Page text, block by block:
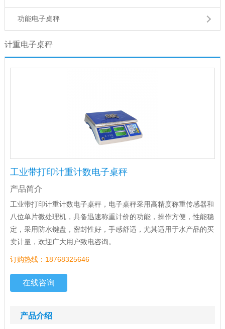
功能电子桌秤
计重电子桌秤
工业带打印计重计数电子桌秤
产品简介
工业带打印计重计数电子桌秤，电子桌秤采用高精度称重传感器和
八位单片微处理机，具备迅速称重计价的功能，操作方便，性能稳
定，采用防水键盘，密封性好，手感舒适，尤其适用于水产品的买
卖计量，欢迎广大用户致电咨询。
订购热线：18768325646
在线咨询
产品介绍